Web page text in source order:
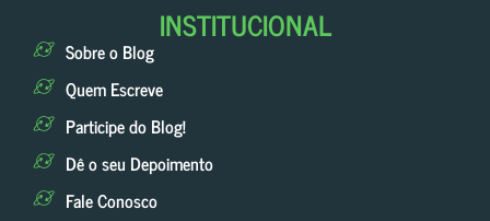
INSTITUCIONAL
Sobre o Blog
Quem Escreve
Participe do Blog!
Dê o seu Depoimento
Fale Conosco